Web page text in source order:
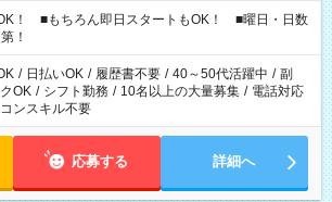
！ ■もちろん即日スタートもOK！ ■曜日・日数
！
/ 日払いOK / 履歴書不要 / 40～50代活躍中 / 副
OK / シフト勤務 / 10名以上の大量募集 / 電話対応
ンスキル不要
応募する 詳細へ